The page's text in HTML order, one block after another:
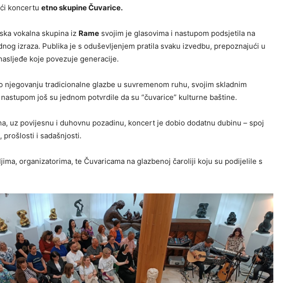
koncertu etno skupine Čuvarice.
vokalna skupina iz Rame svojim je glasovima i nastupom podsjetila na
izraza. Publika je s oduševljenjem pratila svaku izvedbu, prepoznajući u
koje povezuje generacije.
njegovanju tradicionalne glazbe u suvremenom ruhu, svojim skladnim
još su jednom potvrdile da su “čuvarice” kulturne baštine.
uz povijesnu i duhovnu pozadinu, koncert je dobio dodatnu dubinu – spoj
prošlosti i sadašnjosti.
organizatorima, te Čuvaricama na glazbenoj čaroliji koju su podijelile s